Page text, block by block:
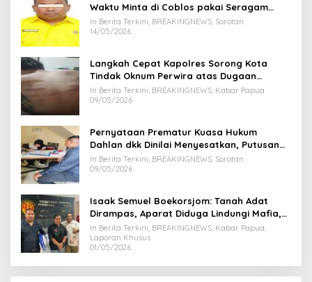
Waktu Minta di Coblos pakai Seragam
Kuning, Waktu MenCoblos Juga pakai Kaos
Kuning.
In Berita Terkini, BREAKINGNEWS, Sorotan
14/05/2026
Langkah Cepat Kapolres Sorong Kota
Tindak Oknum Perwira atas Dugaan
Kekerasan Brutal Terhadap Anak
In Berita Terkini, BREAKINGNEWS, Kabar Papua
09/05/2026
Pernyataan Prematur Kuasa Hukum
Dahlan dkk Dinilai Menyesatkan, Putusan
PK Isaak Boekorsjom Belum Dipublikasikan
In Berita Terkini, BREAKINGNEWS, Sorotan
09/05/2026
Isaak Semuel Boekorsjom: Tanah Adat
Dirampas, Aparat Diduga Lindungi Mafia,
Kasus Kini Jadi Prioritas ATR/BPN
In Berita Terkini, BREAKINGNEWS, Kabar Papua,
Laporan Khusus
01/05/2026